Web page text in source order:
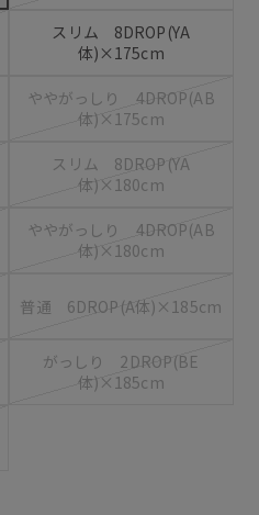
スリム 8DROP(YA
体)×175cm
ややがっしり 4DROP(AB
体)×175cm
スリム 8DROP(YA
体)×180cm
ややがっしり 4DROP(AB
体)×180cm
普通 6DROP(A体)×185cm
がっしり 2DROP(BE
体)×185cm